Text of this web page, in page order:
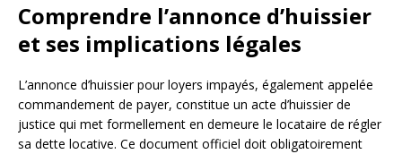
Comprendre l’annonce d’huissier
et ses implications légales
L’annonce d’huissier pour loyers impayés, également appelée
commandement de payer, constitue un acte d’huissier de
justice qui met formellement en demeure le locataire de régler
sa dette locative. Ce document officiel doit obligatoirement